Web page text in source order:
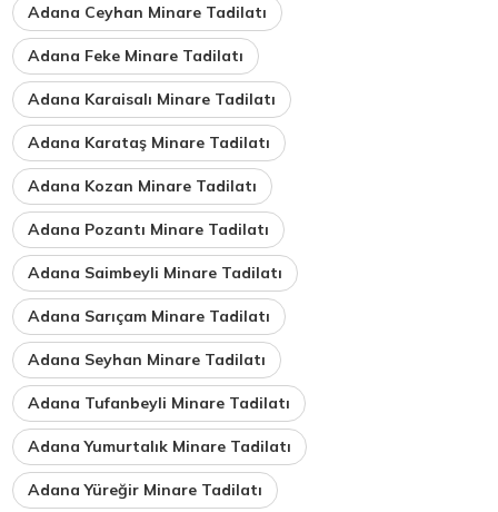
Adana Ceyhan Minare Tadilatı
Adana Feke Minare Tadilatı
Adana Karaisalı Minare Tadilatı
Adana Karataş Minare Tadilatı
Adana Kozan Minare Tadilatı
Adana Pozantı Minare Tadilatı
Adana Saimbeyli Minare Tadilatı
Adana Sarıçam Minare Tadilatı
Adana Seyhan Minare Tadilatı
Adana Tufanbeyli Minare Tadilatı
Adana Yumurtalık Minare Tadilatı
Adana Yüreğir Minare Tadilatı